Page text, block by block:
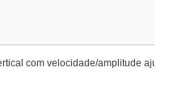
com velocidade/amplitude